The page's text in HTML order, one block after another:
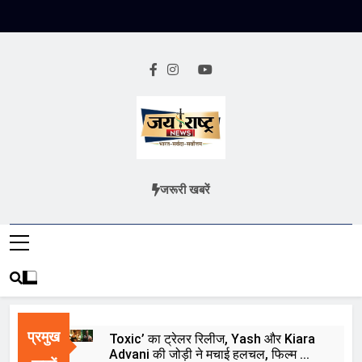
Jai Rashtra
हिंदी समाचार
जरूरी खबरें
प्रमुख
Toxic’ का ट्रेलर रिलीज, Yash और Kiara
Advani की जोड़ी ने मचाई हलचल, फिल्म को